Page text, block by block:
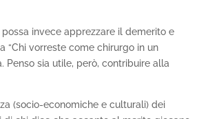
invece apprezzare il demerito e
“Chi vorreste come chirurgo in un
Penso sia utile, però, contribuire alla
(socio-economiche e culturali) dei